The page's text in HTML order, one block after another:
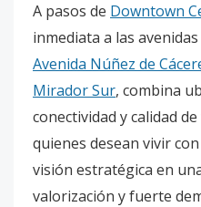
A pasos de Downtown
inmediata a las avenidas
Avenida Núñez de
Mirador Sur, combina
conectividad y calidad
quienes desean vivir
visión estratégica en
valorización y fuerte